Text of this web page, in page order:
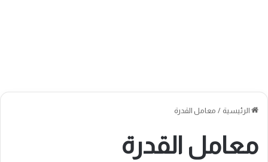
الرئيسية / معامل القدرة
معامل القدرة